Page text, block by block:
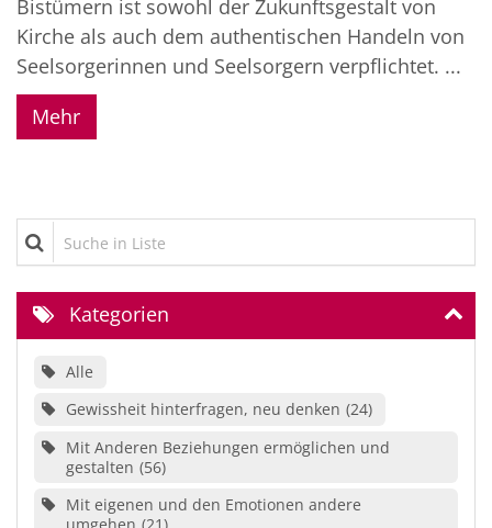
Bistümern ist sowohl der Zukunftsgestalt von
Kirche als auch dem authentischen Handeln von
Seelsorgerinnen und Seelsorgern verpflichtet. ...
Mehr
Suche in Liste
Kategorien
Alle
Gewissheit hinterfragen, neu denken 24
Mit Anderen Beziehungen ermöglichen und
gestalten 56
Mit eigenen und den Emotionen andere